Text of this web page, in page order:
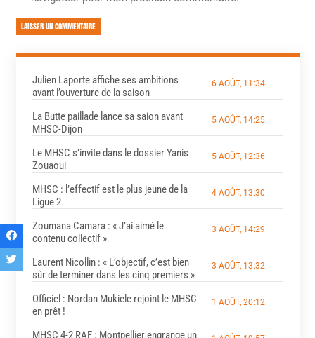
LAISSER UN COMMENTAIRE
Julien Laporte affiche ses ambitions
avant l’ouverture de la saison
6 AOÛT, 11:34
La Butte paillade lance sa saion avant
MHSC-Dijon
5 AOÛT, 14:25
Le MHSC s’invite dans le dossier Yanis
Zouaoui
5 AOÛT, 12:36
MHSC : l’effectif est le plus jeune de la
Ligue 2
4 AOÛT, 13:30
Zoumana Camara : « J’ai aimé le
contenu collectif »
3 AOÛT, 14:29
Laurent Nicollin : « L’objectif, c’est bien
sûr de terminer dans les cinq premiers »
3 AOÛT, 13:32
Officiel : Nordan Mukiele rejoint le MHSC
en prêt !
1 AOÛT, 20:12
MHSC 4-2 RAF : Montpellier engrange un